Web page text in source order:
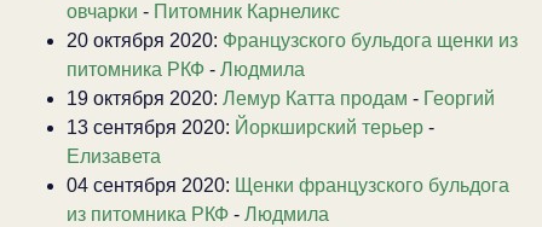
овчарки - Питомник Карнеликс
20 октября 2020: Французского бульдога щенки из
питомника РКФ - Людмила
19 октября 2020: Лемур Катта продам - Георгий
13 сентября 2020: Йоркширский терьер -
Елизавета
04 сентября 2020: Щенки французского бульдога
из питомника РКФ - Людмила